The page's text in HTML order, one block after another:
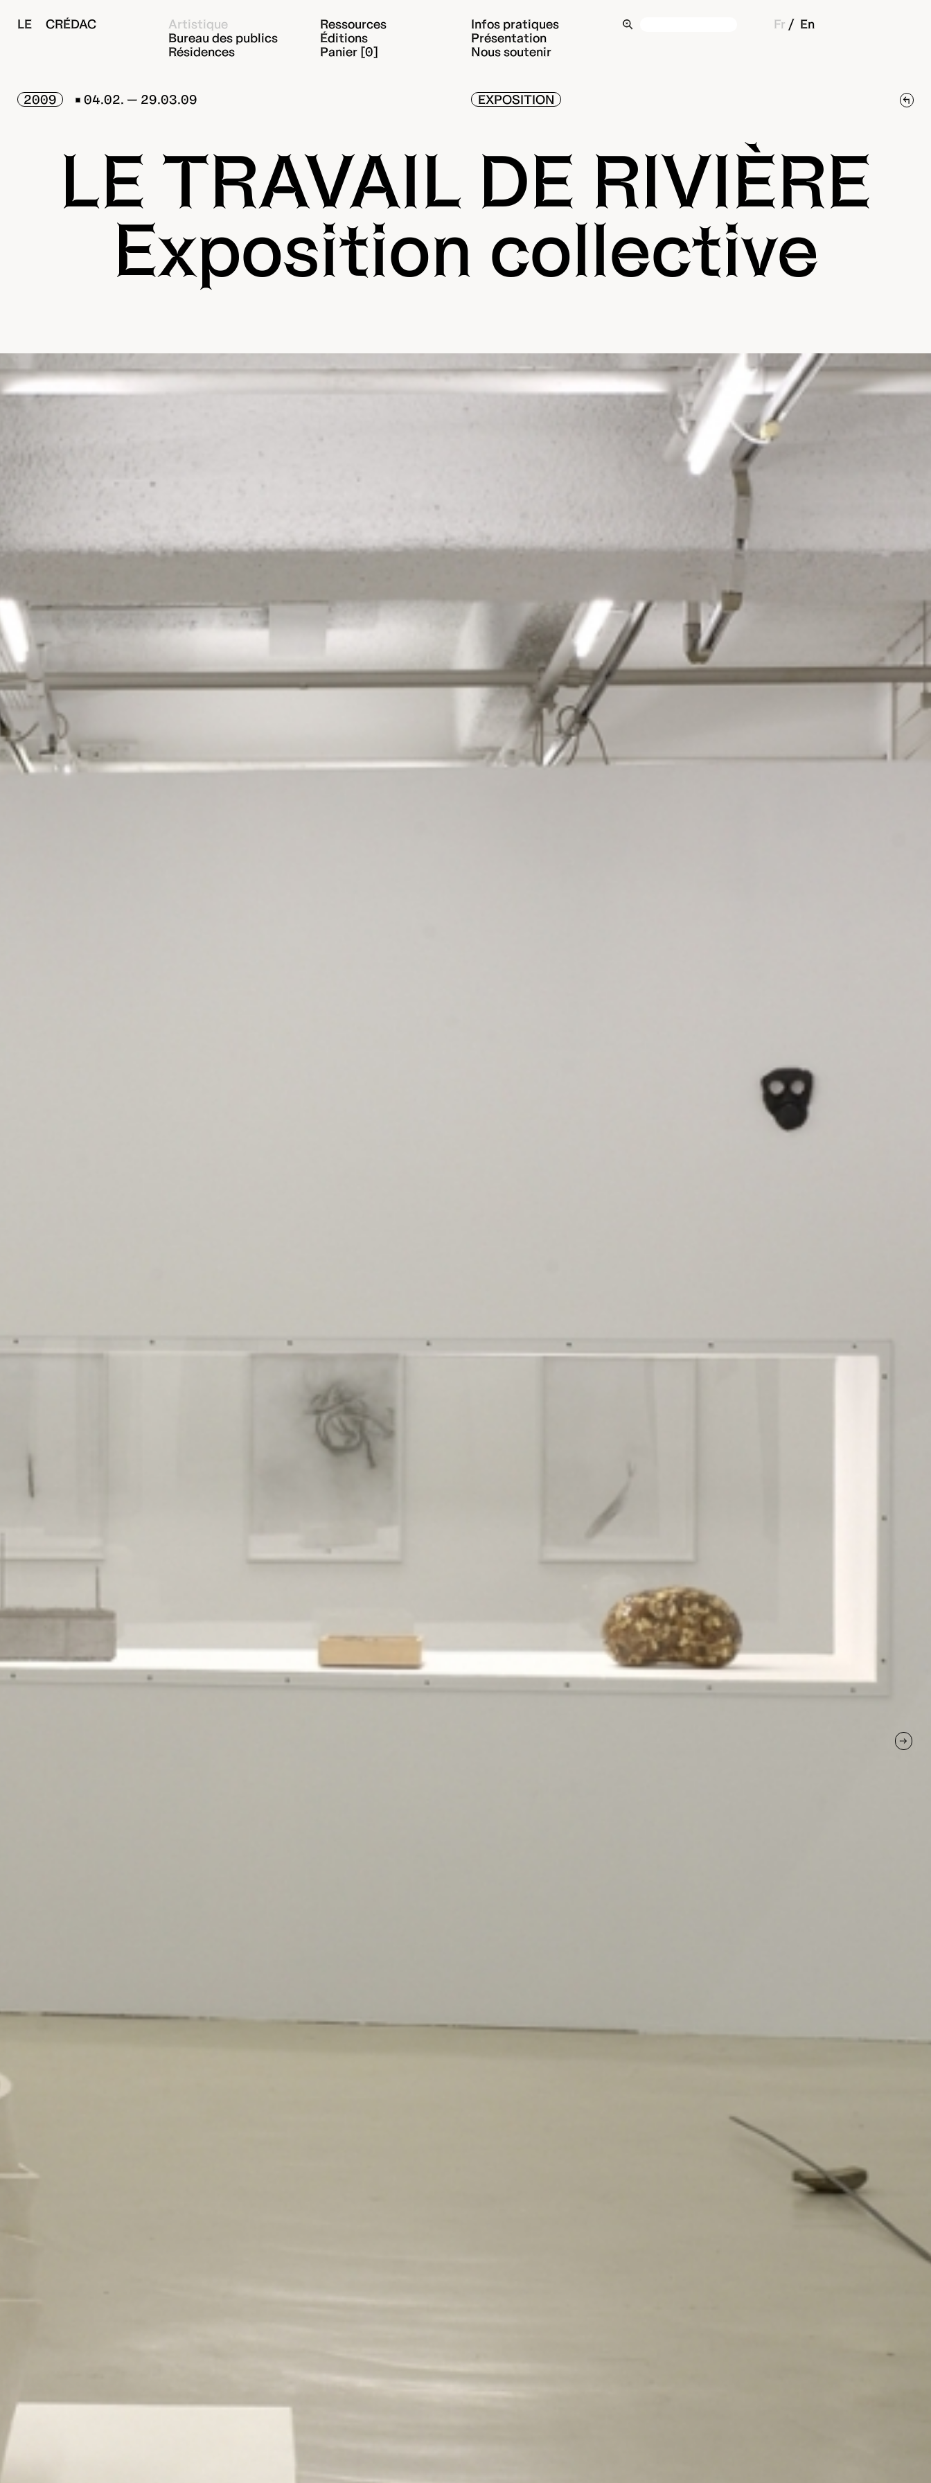
LE CRÉDAC
Artistique
Bureau des publics
Résidences
Ressources
Éditions
Panier [0]
Infos pratiques
Présentation
Nous soutenir
Fr En
2009 04.02. — 29.03.09 EXPOSITION
LE TRAVAIL DE RIVIÈRE
Exposition collective